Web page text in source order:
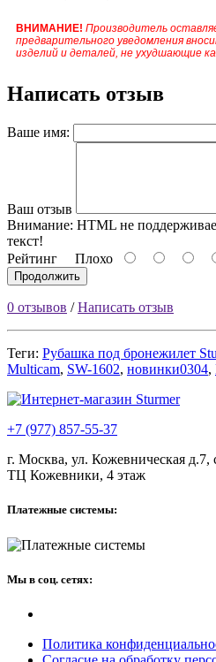
ВНИМАНИЕ! Производитель
предварительного уведомления
изделий и деталей, не ухудшающие
Написать отзыв
Ваше имя:
Ваш отзыв
Внимание: HTML не
текст!
Рейтинг Плохо
Продолжить
0 отзывов /Написать отзыв
Теги: Рубашка под бронежилет
Multicam, SW-1602, новинки0304,
+7 (977) 857-55-37
г. Москва, ул. Кожевническая д.7,
ТЦ Кожевники, 4 этаж
Платежные системы:
Мы в соц. сетях:
Политика